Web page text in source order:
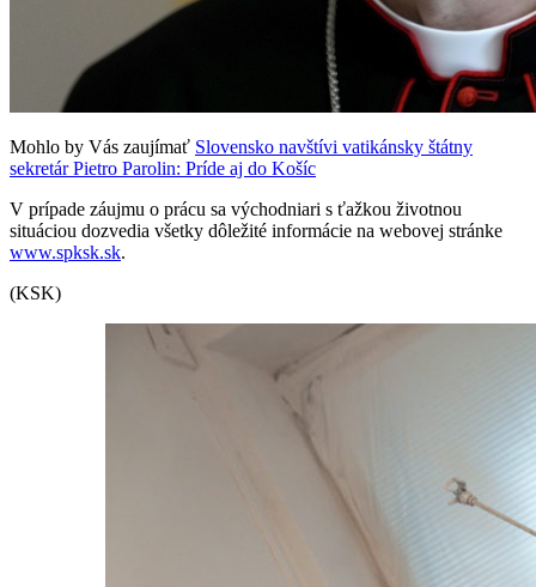
Mohlo by Vás zaujímať Slovensko navštívi vatikánsky štátny
sekretár Pietro Parolin: Príde aj do Košíc
V prípade záujmu o prácu sa východniari s ťažkou životnou
situáciou dozvedia všetky dôležité informácie na webovej stránke
www.spksk.sk.
(KSK)